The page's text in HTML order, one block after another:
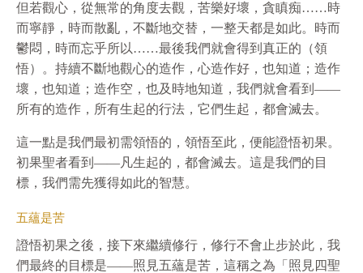
但若觀心，從無常的角度去觀，苦樂好壞，貪瞋痴……時
而寧靜，時而散亂，不斷地交替，一整天都是如此。時而
鬱悶，時而忘乎所以……最後我們就會得到真正的（領
悟）。持續不斷地觀心的造作，心造作好，也知道；造作
壞，也知道；造作空，也及時地知道，我們就會看到——
所有的造作，所有生起的行法，它們生起，都會滅去。
這一點是我們最初需領悟的，領悟至此，便能證悟初果。
初果聖者看到——凡生起的，都會滅去。這是我們的目
標，我們需先獲得如此的智慧。
五蘊是苦
證悟初果之後，接下來繼續修行，修行不會止步於此，我
們最終的目標是——照見五蘊是苦，這稱之為「照見四聖